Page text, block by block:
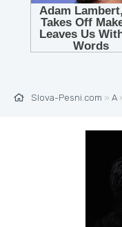
Slova-Pesni.com » A